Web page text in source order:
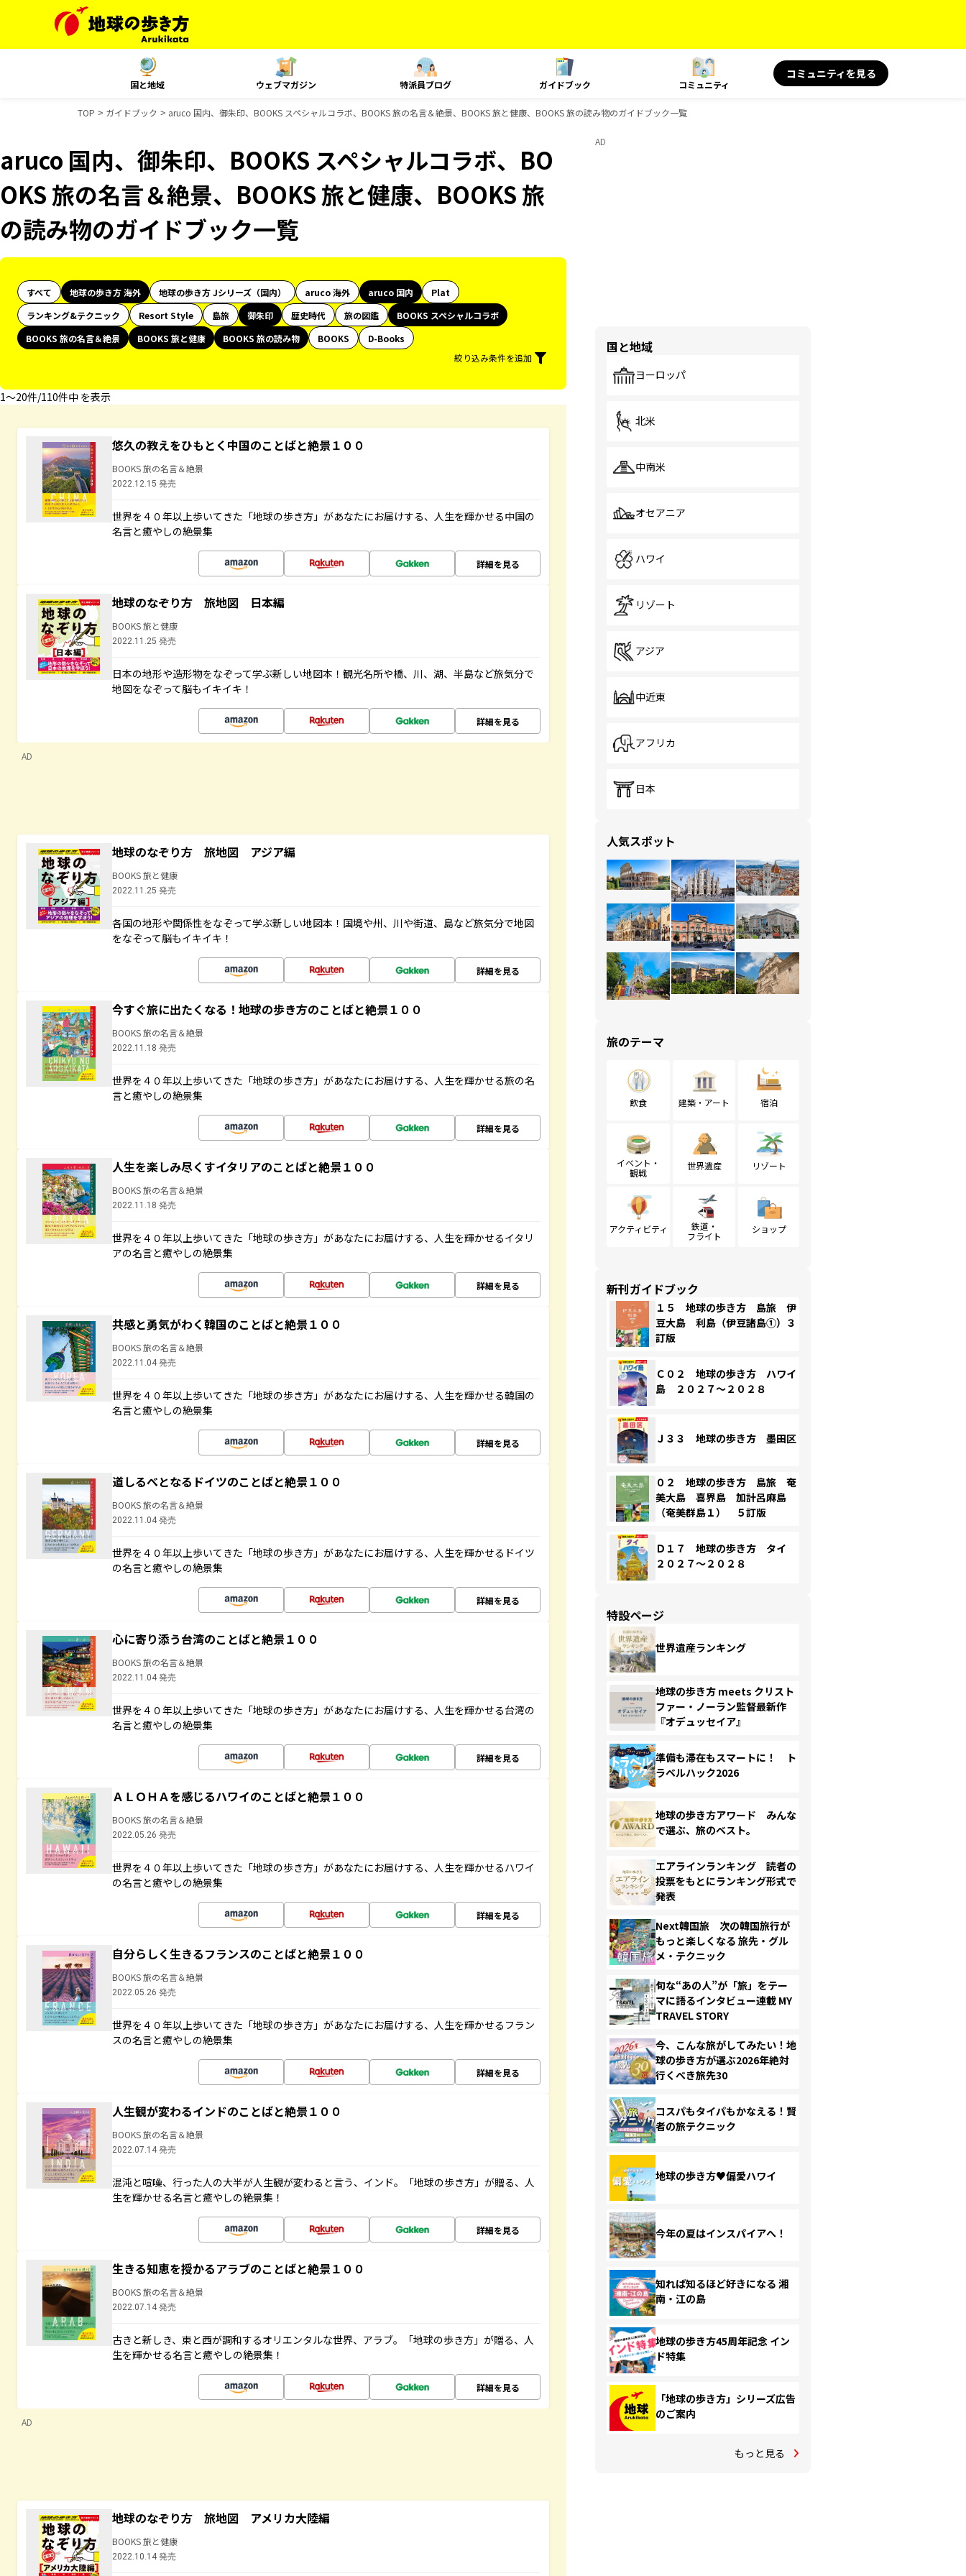
国と地域 ウェブマガジン 特派員ブログ ガイドブック コミュニティ
コミュニティを見る
TOP ガイドブック aruco 国内、御朱印、BOOKS スペシャルコラボ、BOOKS 旅の名言＆絶景、BOOKS 旅と健康、BOOKS 旅の読み物のガイドブック一覧
aruco 国内、御朱印、BOOKS スペシャルコラボ、BO
OKS 旅の名言＆絶景、BOOKS 旅と健康、BOOKS 旅
の読み物のガイドブック一覧
すべて 地球の歩き方 海外 地球の歩き方 Jシリーズ（国内） aruco 海外 aruco 国内
Plat
ランキング&テクニック
Resort Style 島旅 御朱印 歴史時代 旅の図鑑
BOOKS スペシャルコラボ
BOOKS 旅の名言＆絶景
BOOKS 旅と健康 BOOKS 旅の読み物 BOOKS
D-Books
絞り込み条件を追加
1〜20件/110件中 を表示
悠久の教えをひもとく中国のことばと絶景１００
BOOKS 旅の名言＆絶景
2022.12.15 発売
世界を４０年以上歩いてきた「地球の歩き方」があなたにお届けする、人生を輝かせる中国の
名言と癒やしの絶景集
詳細を見る
地球のなぞり方 旅地図 日本編
BOOKS 旅と健康
2022.11.25 発売
日本の地形や造形物をなぞって学ぶ新しい地図本！観光名所や橋、川、湖、半島など旅気分で
地図をなぞって脳もイキイキ！
詳細を見る
AD
地球のなぞり方 旅地図 アジア編
BOOKS 旅と健康
2022.11.25 発売
各国の地形や関係性をなぞって学ぶ新しい地図本！国境や州、川や街道、島など旅気分で地図
をなぞって脳もイキイキ！
詳細を見る
今すぐ旅に出たくなる！地球の歩き方のことばと絶景１００
BOOKS 旅の名言＆絶景
2022.11.18 発売
世界を４０年以上歩いてきた「地球の歩き方」があなたにお届けする、人生を輝かせる旅の名
言と癒やしの絶景集
詳細を見る
人生を楽しみ尽くすイタリアのことばと絶景１００
BOOKS 旅の名言＆絶景
2022.11.18 発売
世界を４０年以上歩いてきた「地球の歩き方」があなたにお届けする、人生を輝かせるイタリ
アの名言と癒やしの絶景集
詳細を見る
共感と勇気がわく韓国のことばと絶景１００
BOOKS 旅の名言＆絶景
2022.11.04 発売
世界を４０年以上歩いてきた「地球の歩き方」があなたにお届けする、人生を輝かせる韓国の
名言と癒やしの絶景集
詳細を見る
道しるべとなるドイツのことばと絶景１００
BOOKS 旅の名言＆絶景
2022.11.04 発売
世界を４０年以上歩いてきた「地球の歩き方」があなたにお届けする、人生を輝かせるドイツ
の名言と癒やしの絶景集
詳細を見る
心に寄り添う台湾のことばと絶景１００
BOOKS 旅の名言＆絶景
2022.11.04 発売
世界を４０年以上歩いてきた「地球の歩き方」があなたにお届けする、人生を輝かせる台湾の
名言と癒やしの絶景集
詳細を見る
ＡＬＯＨＡを感じるハワイのことばと絶景１００
BOOKS 旅の名言＆絶景
2022.05.26 発売
世界を４０年以上歩いてきた「地球の歩き方」があなたにお届けする、人生を輝かせるハワイ
の名言と癒やしの絶景集
詳細を見る
自分らしく生きるフランスのことばと絶景１００
BOOKS 旅の名言＆絶景
2022.05.26 発売
世界を４０年以上歩いてきた「地球の歩き方」があなたにお届けする、人生を輝かせるフラン
スの名言と癒やしの絶景集
詳細を見る
人生観が変わるインドのことばと絶景１００
BOOKS 旅の名言＆絶景
2022.07.14 発売
混沌と喧噪、行った人の大半が人生観が変わると言う、インド。「地球の歩き方」が贈る、人
生を輝かせる名言と癒やしの絶景集！
詳細を見る
生きる知恵を授かるアラブのことばと絶景１００
BOOKS 旅の名言＆絶景
2022.07.14 発売
古きと新しき、東と西が調和するオリエンタルな世界、アラブ。「地球の歩き方」が贈る、人
生を輝かせる名言と癒やしの絶景集！
詳細を見る
AD
地球のなぞり方 旅地図 アメリカ大陸編
BOOKS 旅と健康
2022.10.14 発売
AD
国と地域
ヨーロッパ
北米
中南米
オセアニア
ハワイ
リゾート
アジア
中近東
アフリカ
日本
人気スポット
旅のテーマ
飲食 建築・アート 宿泊
イベント・
観戦
世界遺産 リゾート
アクティビティ
鉄道・
フライト
ショップ
新刊ガイドブック
１５ 地球の歩き方 島旅 伊
豆大島 利島（伊豆諸島①）３
訂版
Ｃ０２ 地球の歩き方 ハワイ
島 ２０２７～２０２８
Ｊ３３ 地球の歩き方 墨田区
０２ 地球の歩き方 島旅 奄
美大島 喜界島 加計呂麻島
（奄美群島１） ５訂版
Ｄ１７ 地球の歩き方 タイ
２０２７～２０２８
特設ページ
世界遺産ランキング
地球の歩き方 meets クリスト
ファー・ノーラン監督最新作
『オデュッセイア』
準備も滞在もスマートに！ ト
ラベルハック2026
地球の歩き方アワード みんな
で選ぶ、旅のベスト。
エアラインランキング 読者の
投票をもとにランキング形式で
発表
Next韓国旅 次の韓国旅行が
もっと楽しくなる 旅先・グル
メ・テクニック
旬な“あの人”が「旅」をテー
マに語るインタビュー連載 MY
TRAVEL STORY
今、こんな旅がしてみたい！地
球の歩き方が選ぶ2026年絶対
行くべき旅先30
コスパもタイパもかなえる！賢
者の旅テクニック
地球の歩き方♥偏愛ハワイ
今年の夏はインスパイアへ！
知れば知るほど好きになる 湘
南・江の島
地球の歩き方45周年記念 イン
ド特集
「地球の歩き方」シリーズ広告
のご案内
もっと見る